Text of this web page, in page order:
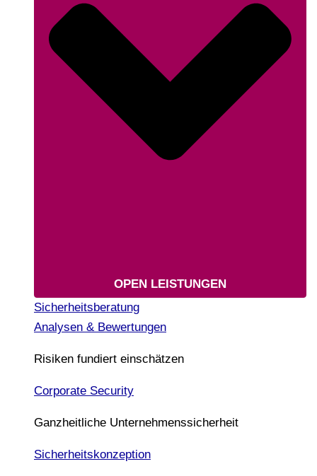
OPEN LEISTUNGEN
Sicherheitsberatung
Analysen & Bewertungen
Risiken fundiert einschätzen
Corporate Security
Ganzheitliche Unternehmenssicherheit
Sicherheitskonzeption